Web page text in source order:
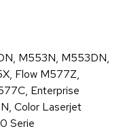
M553N, M553DN,
Flow M577Z,
Enterprise
Color Laserjet
Serie